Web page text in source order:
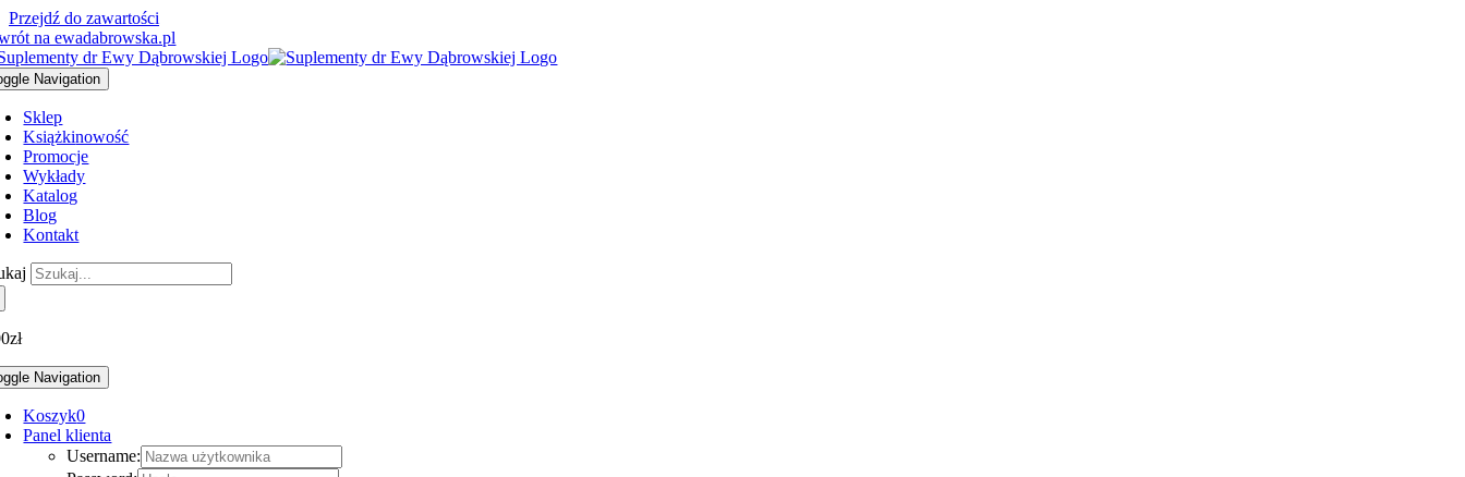
Przejdź do zawartości
na ewadabrowska.pl
Navigation
Sklep
Książkinowość
Promocje
Wykłady
Katalog
Blog
Kontakt
zł
Navigation
Koszyk0
Panel klienta
Username: